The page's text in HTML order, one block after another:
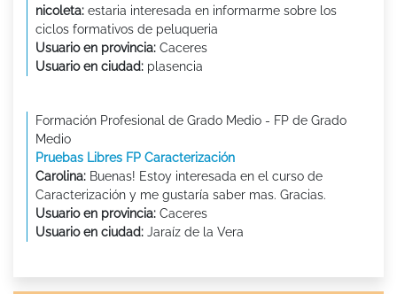
nicoleta: estaria interesada en informarme sobre los
ciclos formativos de peluqueria
Usuario en provincia: Caceres
Usuario en ciudad: plasencia
Formación Profesional de Grado Medio - FP de Grado
Medio
Pruebas Libres FP Caracterización
Carolina: Buenas! Estoy interesada en el curso de
Caracterización y me gustaría saber mas. Gracias.
Usuario en provincia: Caceres
Usuario en ciudad: Jaraíz de la Vera